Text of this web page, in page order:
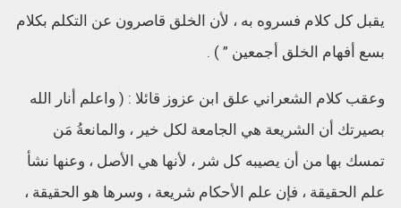
يقبل كل كلام فسروه به ، لأن الخلق قاصرون عن التكلم بكلام
بسع أفهام الخلق أجمعين ” ) .
وعقب كلام الشعراني علق ابن عزوز قائلا : ( واعلم أنار الله
بصيرتك أن الشريعة هي الجامعة لكل خير ، والمانعةُ مَن
تمسك بها من أن يصيبه كل شر ، لأنها هي الأصل ، وعنها نشأ
علم الحقيقة ، فإن علم الأحكام شريعة ، وسرها هو الحقيقة ،